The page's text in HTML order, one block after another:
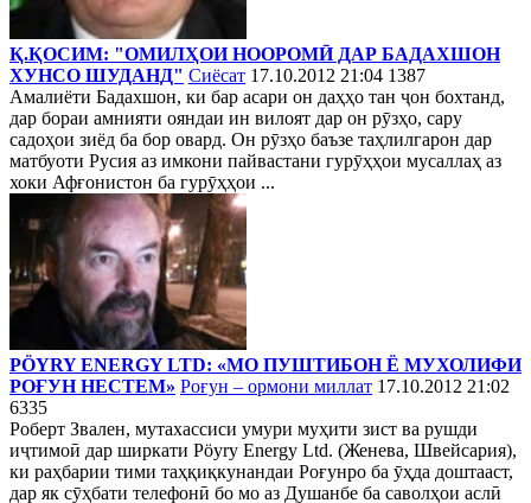
Қ.ҚОСИМ: "ОМИЛҲОИ НООРОМӢ ДАР БАДАХШОН
ХУНСО ШУДАНД" Сиёсат 17.10.2012 21:04 1387
Амалиёти Бадахшон, ки бар асари он даҳҳо тан ҷон бохтанд,
дар бораи амнияти ояндаи ин вилоят дар он рӯзҳо, сару
садоҳои зиёд ба бор овард. Он рӯзҳо баъзе таҳлилгарон дар
матбуоти Русия аз имкони пайвастани гурӯҳҳои мусаллаҳ аз
хоки Афғонистон ба гурӯҳҳои ...
PÖYRY ENERGY LTD: «МО ПУШТИБОН Ё МУХОЛИФИ
РОҒУН НЕСТЕМ» Роғун – ормони миллат 17.10.2012 21:02
6335
Роберт Звален, мутахассиси умури муҳити зист ва рушди
иҷтимоӣ дар ширкати Pöyry Energy Ltd. (Женева, Швейсария),
ки раҳбарии тими таҳқиқкунандаи Роғунро ба ӯҳда доштааст,
дар як сӯҳбати телефонӣ бо мо аз Душанбе ба саволҳои аслӣ